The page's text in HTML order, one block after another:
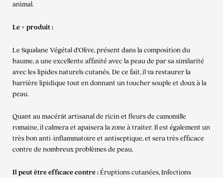
animal.
Le + produit :
Le Squalane Végétal d’Olive, présent dans la composition du
baume, a une excellente affinité avec la peau de par sa similarité
avec les lipides naturels cutanés. De ce fait, il va restaurer la
barrière lipidique tout en donnant un toucher souple et doux à la
peau.
Quant au macérât artisanal de ricin et fleurs de camomille
romaine, il calmera et apaisera la zone à traiter. Il est également un
très bon anti-inflammatoire et antiseptique, et sera très efficace
contre de nombreux problèmes de peau.
Il peut être efficace contre :Éruptions cutanées, Infections